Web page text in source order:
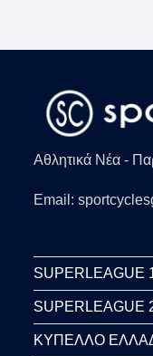
Αθλητικά Νέα -
Email:
SUPERLEAGUE
SUPERLEAGUE
ΚΥΠΕΛΛΟ